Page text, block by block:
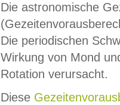
Die astronomische
Die periodischen
Wirkung von Mond
Rotation verursacht.
Diese